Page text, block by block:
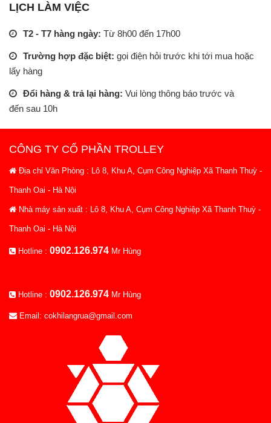
LỊCH LÀM VIỆC
T2 - T7 hàng ngày: Từ 8h00 đến 17h00
Trường hợp đặc biệt: gọi điện hỏi trước khi tới mua hoặc
lấy hàng
Đổi hàng & trả lại hàng: Vui lòng thông báo trước và
đến sau 10h
CÔNG TY CỔ PHẦN TROLLEY
Địa chỉ Văn Phòng : Lô 8, Khu A, Cụm Công Nghiệp Xã Thanh Thuỳ -
Thanh Oai - Hà Nội
Nhà máy sản xuất : Lô 8, Khu A, Cụm Công Nghiệp Xã Thanh Thuỳ -
Thanh Oai - Hà Nội
Hotline : 0902.126.974 Mr Hùng
Hotline : 0902.126.974 Mr Hùng
Email: cokhilangrua@gmail.com